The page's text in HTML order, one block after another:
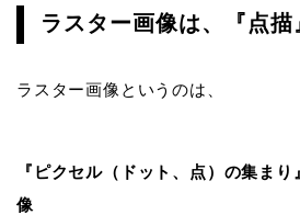
ラスター画像は、『点描
ラスター画像というのは、
『ピクセル（ドット、点）の集ま
像